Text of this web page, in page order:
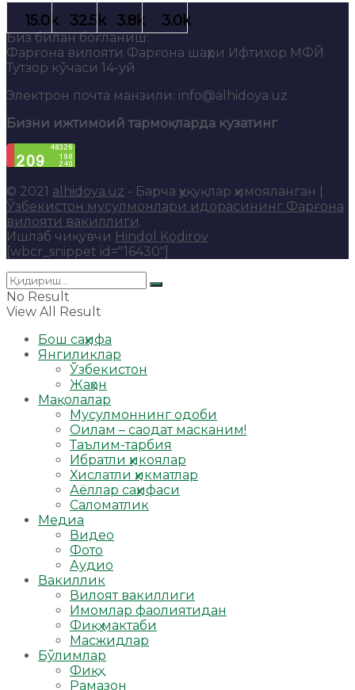
Биз билан боғланиш:
Фарғона вилояти Фарғона шаҳри Ифтихор МФЙ
Тутзор кўчаси 14-уй
Электрон почта манзили: info@alhidoya.uz
Бизни ижтимоий тармоқларда кузатинг
© 2021 alhidoya.uz - Барча ҳуқуқлар ҳимояланган |
Ўзбекистон мусулмонлари идорасининг Фарғона
вилояти вакиллиги.
Ишлаб чиқувчи Hindol Kodirov.
[wbcr_snippet id="16430"]
No Result
View All Result
Бош саҳифа
Янгиликлар
Ўзбекистон
Жаҳон
Мақолалар
Мусулмоннинг одоби
Оилам – саодат масканим!
Таълим-тарбия
Ибратли ҳикоялар
Хислатли ҳикматлар
Аёллар саҳифаси
Саломатлик
Медиа
Видео
Фото
Аудио
Вакиллик
Вилоят вакиллиги
Имомлар фаолиятидан
Фиқҳ мактаби
Масжидлар
Бўлимлар
Фиқҳ
Рамазон